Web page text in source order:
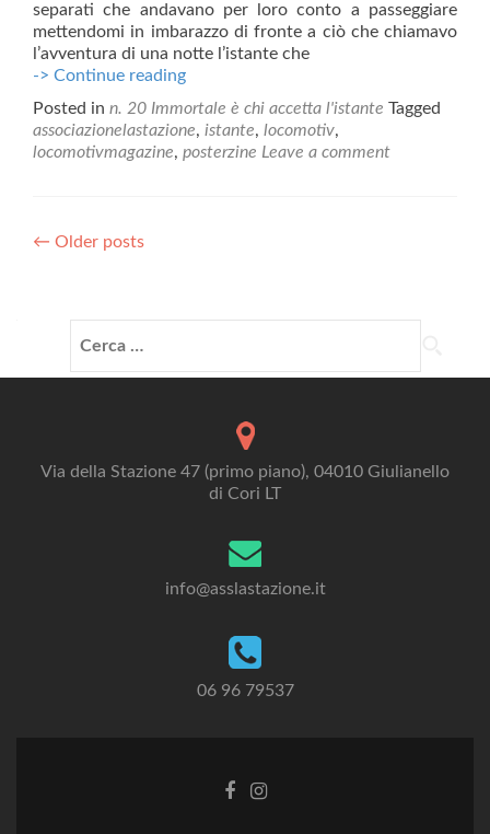
separati che andavano per loro conto a passeggiare
mettendomi in imbarazzo di fronte a ciò che chiamavo
l’avventura di una notte l’istante che
-> Continue reading#istante
Posted in n. 20 Immortale è chi accetta l'istante Tagged
associazionelastazione, istante, locomotiv,
locomotivmagazine, posterzine Leave a comment
Posts
← Older posts
per:
Via della Stazione 47 (primo piano), 04010 Giulianello
di Cori LT
info@asslastazione.it
06 96 79537
Facebook
Instagram